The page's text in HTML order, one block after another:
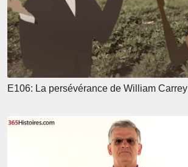
E106: La persévérance de William Carrey